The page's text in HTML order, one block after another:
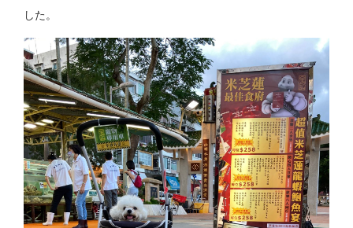
した。